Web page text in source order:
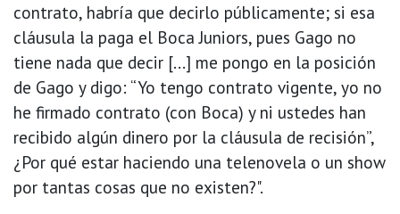
contrato, habría que decirlo públicamente; si esa
cláusula la paga el Boca Juniors, pues Gago no
tiene nada que decir [...] me pongo en la posición
de Gago y digo: “Yo tengo contrato vigente, yo no
he firmado contrato (con Boca) y ni ustedes han
recibido algún dinero por la cláusula de recisión”,
¿Por qué estar haciendo una telenovela o un show
por tantas cosas que no existen?".